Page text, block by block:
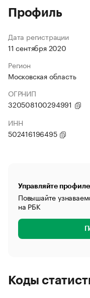
Профиль
Дата регистрации
11 сентября 2020
Регион
Московская область
ОГРНИП
320508100294991
ИНН
502416196495
Управляйте
Повышайте
на РБК
Коды